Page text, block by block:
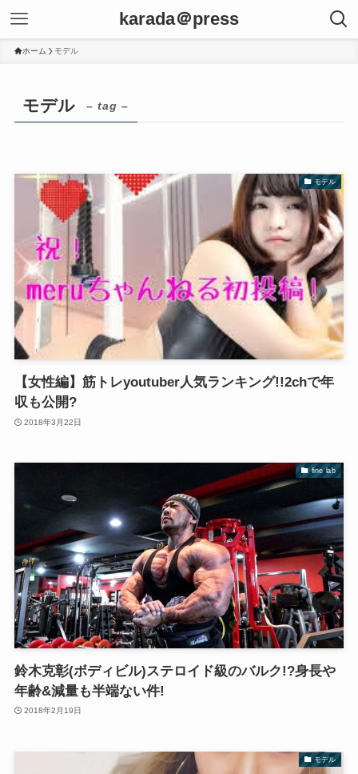
karada＠press
ホーム モデル
モデル – tag –
モデル
【女性編】筋トレyoutuber人気ランキング!!2chで年
収も公開?
2018年3月22日
fine lab
鈴木克彰(ボディビル)ステロイド級のバルク!?身長や
年齢&減量も半端ない件!
2018年2月19日
モデル